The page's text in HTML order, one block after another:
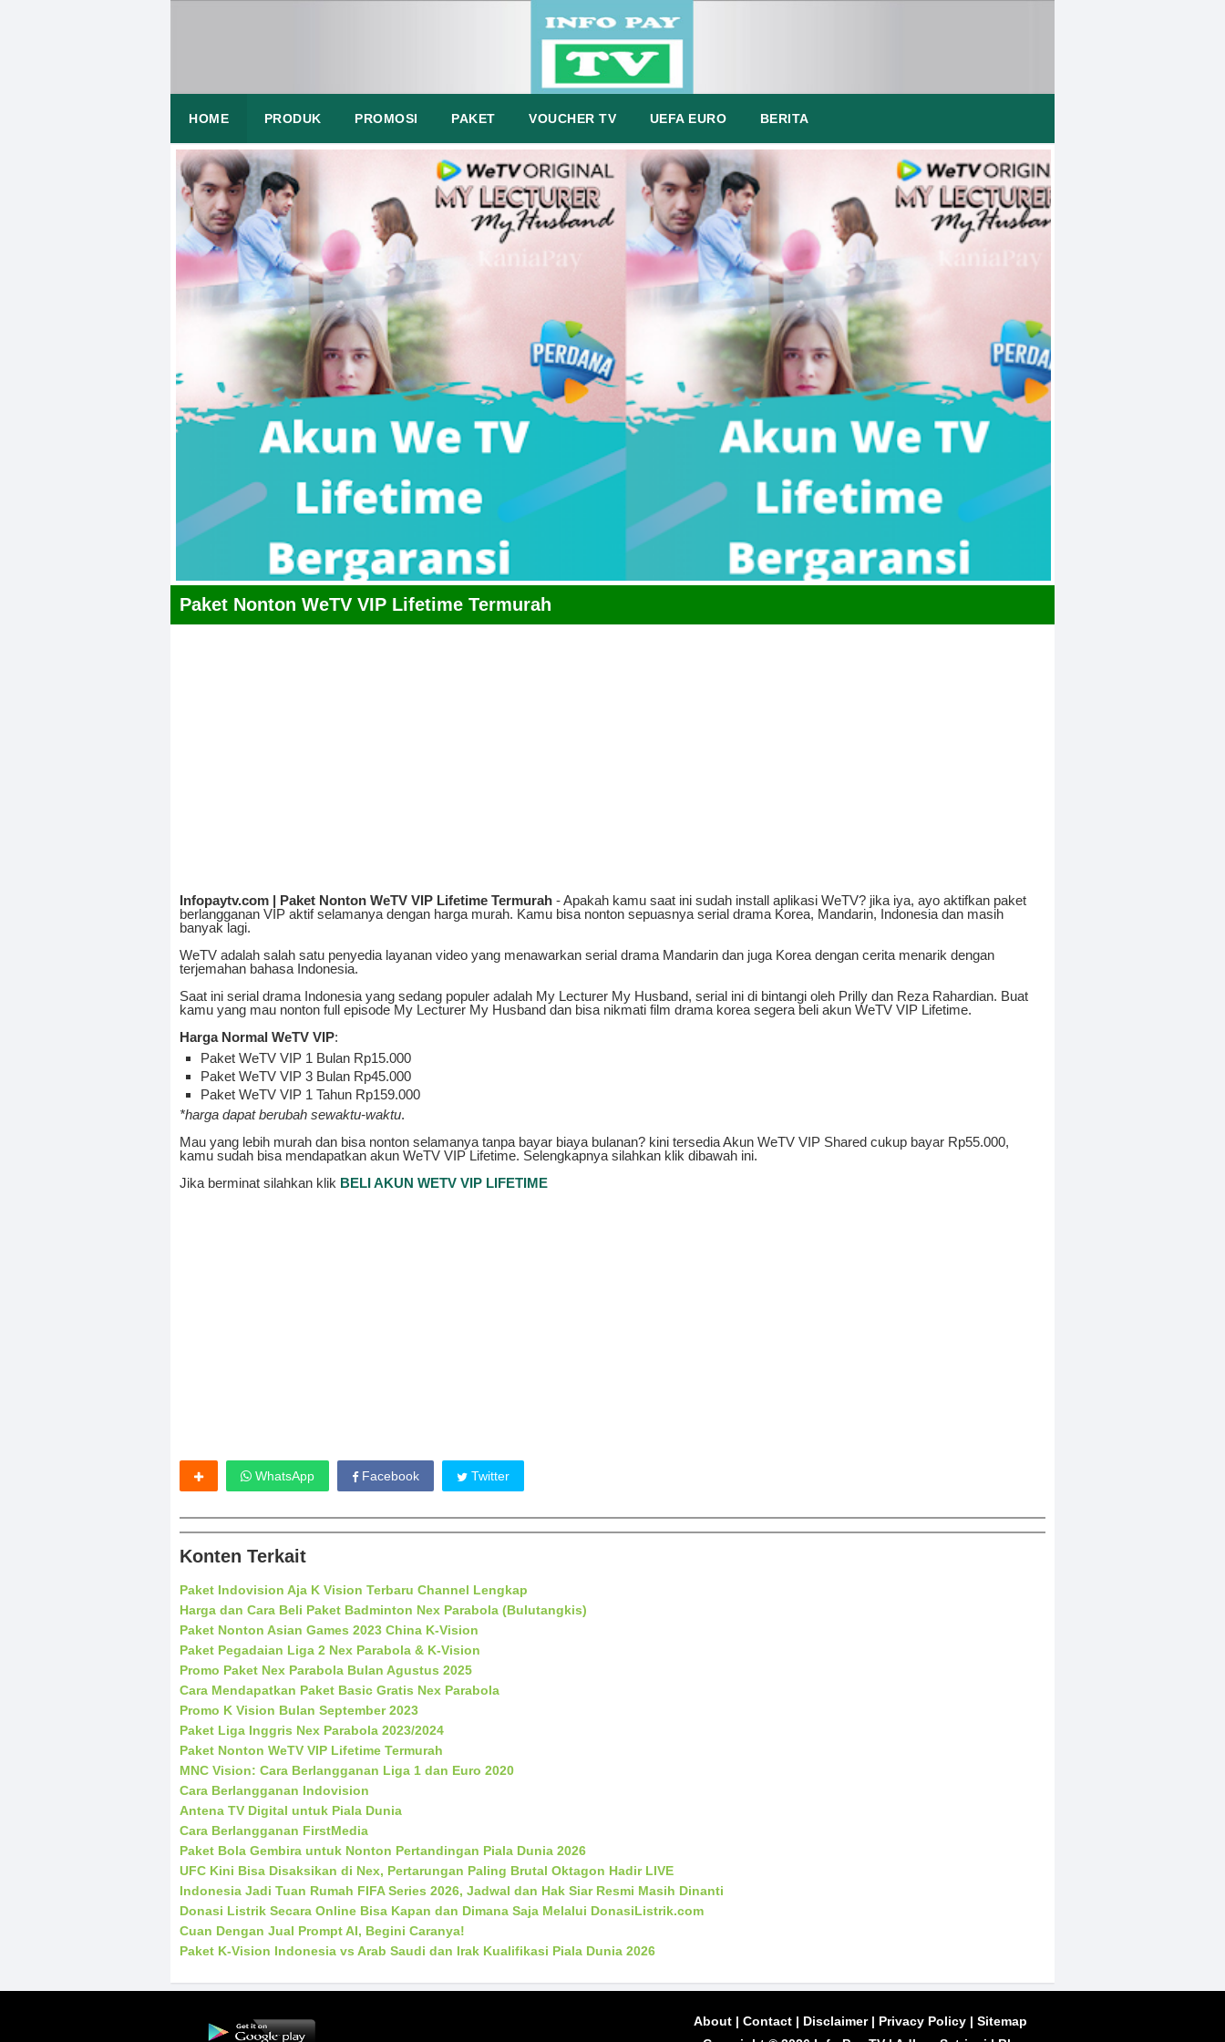
HOME PRODUK PROMOSI PAKET VOUCHER TV UEFA EURO BERITA
Paket Nonton WeTV VIP Lifetime Termurah
Infopaytv.com | Paket Nonton WeTV VIP Lifetime Termurah - Apakah kamu saat ini sudah install aplikasi WeTV? jika iya, ayo aktifkan paket
berlangganan VIP aktif selamanya dengan harga murah. Kamu bisa nonton sepuasnya serial drama Korea, Mandarin, Indonesia dan masih
banyak lagi.
WeTV adalah salah satu penyedia layanan video yang menawarkan serial drama Mandarin dan juga Korea dengan cerita menarik dengan
terjemahan bahasa Indonesia.
Saat ini serial drama Indonesia yang sedang populer adalah My Lecturer My Husband, serial ini di bintangi oleh Prilly dan Reza Rahardian. Buat
kamu yang mau nonton full episode My Lecturer My Husband dan bisa nikmati film drama korea segera beli akun WeTV VIP Lifetime.
Harga Normal WeTV VIP:
Paket WeTV VIP 1 Bulan Rp15.000
Paket WeTV VIP 3 Bulan Rp45.000
Paket WeTV VIP 1 Tahun Rp159.000
*harga dapat berubah sewaktu-waktu.
Mau yang lebih murah dan bisa nonton selamanya tanpa bayar biaya bulanan? kini tersedia Akun WeTV VIP Shared cukup bayar Rp55.000,
kamu sudah bisa mendapatkan akun WeTV VIP Lifetime. Selengkapnya silahkan klik dibawah ini.
Jika berminat silahkan klik BELI AKUN WETV VIP LIFETIME
WhatsApp Facebook Twitter
Konten Terkait
Paket Indovision Aja K Vision Terbaru Channel Lengkap
Harga dan Cara Beli Paket Badminton Nex Parabola (Bulutangkis)
Paket Nonton Asian Games 2023 China K-Vision
Paket Pegadaian Liga 2 Nex Parabola & K-Vision
Promo Paket Nex Parabola Bulan Agustus 2025
Cara Mendapatkan Paket Basic Gratis Nex Parabola
Promo K Vision Bulan September 2023
Paket Liga Inggris Nex Parabola 2023/2024
Paket Nonton WeTV VIP Lifetime Termurah
MNC Vision: Cara Berlangganan Liga 1 dan Euro 2020
Cara Berlangganan Indovision
Antena TV Digital untuk Piala Dunia
Cara Berlangganan FirstMedia
Paket Bola Gembira untuk Nonton Pertandingan Piala Dunia 2026
UFC Kini Bisa Disaksikan di Nex, Pertarungan Paling Brutal Oktagon Hadir LIVE
Indonesia Jadi Tuan Rumah FIFA Series 2026, Jadwal dan Hak Siar Resmi Masih Dinanti
Donasi Listrik Secara Online Bisa Kapan dan Dimana Saja Melalui DonasiListrik.com
Cuan Dengan Jual Prompt AI, Begini Caranya!
Paket K-Vision Indonesia vs Arab Saudi dan Irak Kualifikasi Piala Dunia 2026
About | Contact | Disclaimer| Privacy Policy | Sitemap